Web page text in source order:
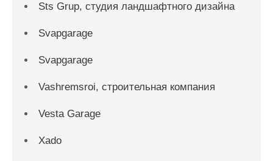
Sts Grup, студия ландшафтного дизайна
Svapgarage
Svapgarage
Vashremsroi, строительная компания
Vesta Garage
Xado